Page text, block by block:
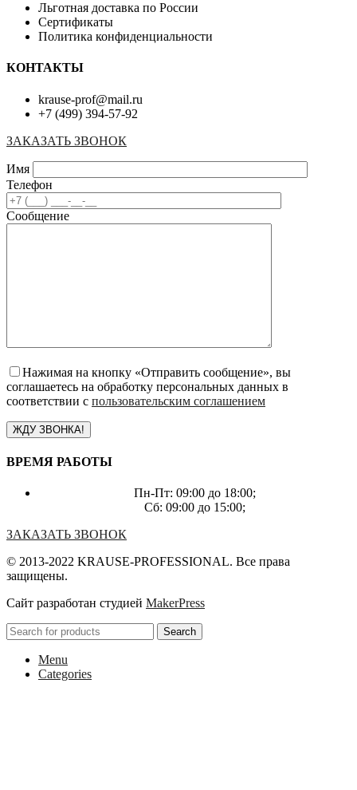
Льготная доставка по России
Сертификаты
Политика конфиденциальности
КОНТАКТЫ
krause-prof@mail.ru
+7 (499) 394-57-92
ЗАКАЗАТЬ ЗВОНОК
Имя
Телефон
Сообщение
Нажимая на кнопку «Отправить сообщение», вы
соглашаетесь на обработку персональных данных в
соответствии с пользовательским соглашением
ВРЕМЯ РАБОТЫ
Пн-Пт: 09:00 до 18:00;
Сб: 09:00 до 15:00;
ЗАКАЗАТЬ ЗВОНОК
© 2013-2022 KRAUSE-PROFESSIONAL. Все права
защищены.
Сайт разработан студией MakerPress
Search
Menu
Categories